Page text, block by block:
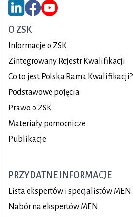
Link do serwisu LinkedIn ZSK
Link do Facebook ZSK
Link do YouTube ZSK
O ZSK
Informacje o ZSK
Zintegrowany Rejestr Kwalifikacji
Co to jest Polska Rama Kwalifikacji?
Podstawowe pojęcia
Prawo o ZSK
Materiały pomocnicze
Publikacje
PRZYDATNE INFORMACJE
Lista ekspertów i specjalistów MEN
Nabór na ekspertów MEN